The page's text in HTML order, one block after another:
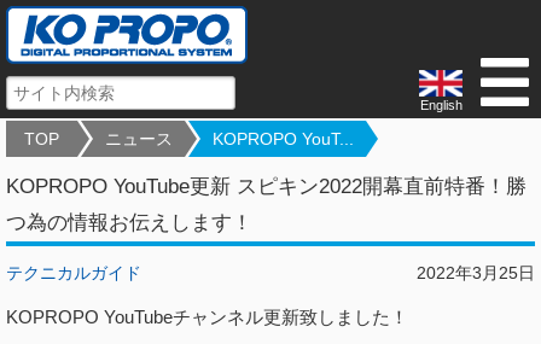
English
TOP ニュース KOPROPO YouT...
KOPROPO YouTube更新 スピキン2022開幕直前特番！勝
つ為の情報お伝えします！
2022年3月25日
テクニカルガイド
KOPROPO YouTubeチャンネル更新致しました！